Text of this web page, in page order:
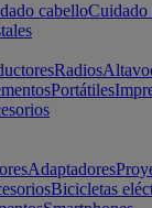
cabelloCuidado
Radios
Portátiles
Adaptadores
Bicicletas